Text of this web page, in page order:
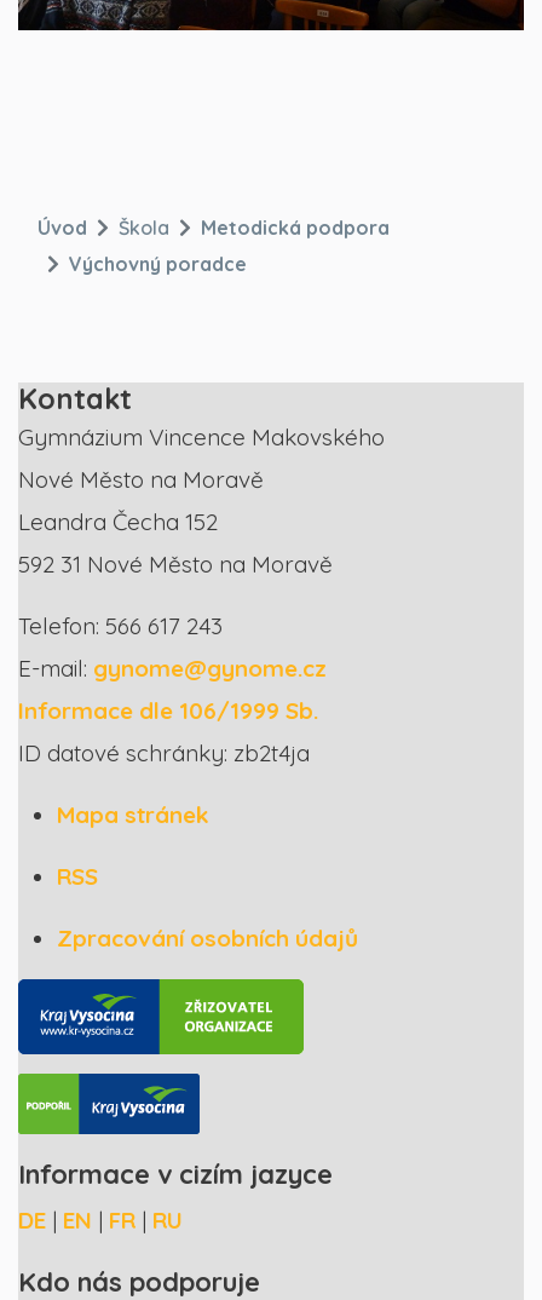
Úvod Škola
Metodická podpora
Výchovný poradce
Kontakt
Gymnázium Vincence Makovského
Nové Město na Moravě
Leandra Čecha 152
592 31 Nové Město na Moravě
Telefon: 566 617 243
E-mail: gynome@gynome.cz
Informace dle 106/1999 Sb.
ID datové schránky: zb2t4ja
Mapa stránek
RSS
Zpracování osobních údajů
Informace v cizím jazyce
DE | EN | FR | RU
Kdo nás podporuje